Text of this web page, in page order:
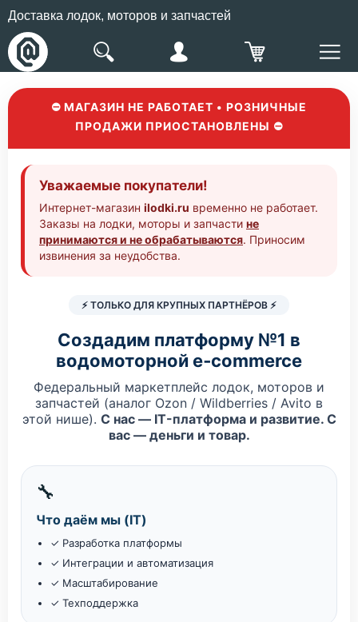
Доставка лодок, моторов и запчастей
⛔ МАГАЗИН НЕ РАБОТАЕТ • РОЗНИЧНЫЕ
ПРОДАЖИ ПРИОСТАНОВЛЕНЫ ⛔
Уважаемые покупатели!
Интернет-магазин ilodki.ru временно не работает.
Заказы на лодки, моторы и запчасти не
принимаются и не обрабатываются. Приносим
извинения за неудобства.
⚡ ТОЛЬКО ДЛЯ КРУПНЫХ ПАРТНЁРОВ ⚡
Создадим платформу №1 в
водомоторной e‑commerce
Федеральный маркетплейс лодок, моторов и
запчастей (аналог Ozon / Wildberries / Avito в
этой нише). С нас — IT-платформа и развитие. С
вас — деньги и товар.
🔧
Что даём мы (IT)
✓ Разработка платформы
✓ Интеграции и автоматизация
✓ Масштабирование
✓ Техподдержка